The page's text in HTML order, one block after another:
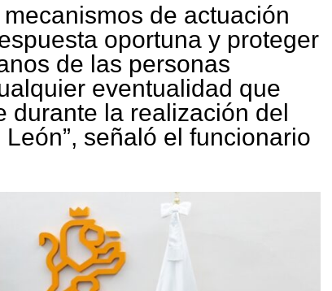
de actuación
oportuna y proteger
de las personas
eventualidad que
durante la realización del
señaló el funcionario